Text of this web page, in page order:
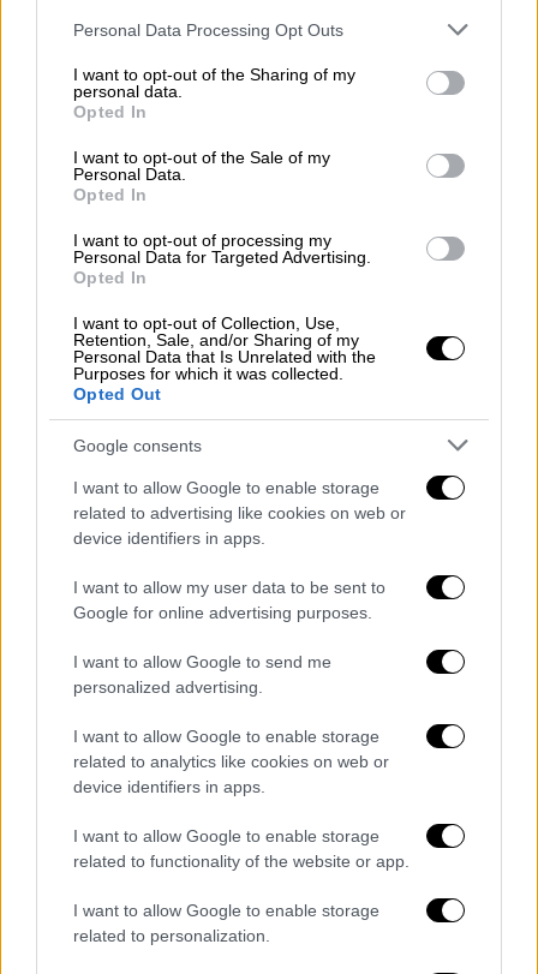
Please note that this website/app uses one or more Google
not limited to your visit or usage behaviour. You may click to
grant or deny consent to Google and its third-party tags to
use your data for below specified purposes in below Google
consent section.
Personal Data Processing Opt Outs
I want to opt-out of the Sharing of my
personal data.
Opted In
I want to opt-out of the Sale of my
Personal Data.
Opted In
I want to opt-out of processing my
Personal Data for Targeted Advertising.
Opted In
I want to opt-out of Collection, Use,
Retention, Sale, and/or Sharing of my
Personal Data that Is Unrelated with the
Purposes for which it was collected.
Opted Out
Google consents
I want to allow Google to enable storage
related to advertising like cookies on web or
device identifiers in apps.
I want to allow my user data to be sent to
Google for online advertising purposes.
I want to allow Google to send me
personalized advertising.
I want to allow Google to enable storage
related to analytics like cookies on web or
device identifiers in apps.
I want to allow Google to enable storage
related to functionality of the website or app.
I want to allow Google to enable storage
related to personalization.
κατατάσσουν οι ψηφοφόροι του ΠΑΣΟΚ τον
Παύλο Γερουλάνο(18,4%).
«Ποιος» μπορεί να «χτυπήσει» τον
Κυριάκο Μητσοτάκη
«μνηστήρες» θα μπορούσε να «απειλήσει»
την πολιτική κυριαρχία του πρωθυπουργού
Κυριάκου Μητσοτάκη.
«κανείς» από τους υποψήφιους δε μπορεί να
ανατρέψει την κυβερνητική σταθερότητα,
ενώ μεταξύ των διπόλων, το «
Δούκας» είναι το πιο υπολογίσιμο (18,3%) με
αρκετό «αέρα» σε σύγκριση με τους άλλους